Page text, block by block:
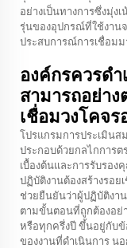
อย่างเป็นทางการซึ่งมุ่ง
รุ่นของอุปกรณ์ที่ใช้งาน
ประสบการณ์การเชื่อม
องค์กรควรด
สามารถอย่า
เชื่อมวงโคจร
โปรแกรมการประเมิน
ประกอบด้วยกลไกการ
เบื้องต้นและการรับรอ
ปฏิบัติงานต้องสร้างรอย
ช่วยยืนยันว่าผู้ปฏิบัติงา
ตามขั้นตอนที่ถูกต้องอย่
หรือทุกครึ่งปี ขึ้นอยู่กับ
ของงานที่ดำเนินการ น